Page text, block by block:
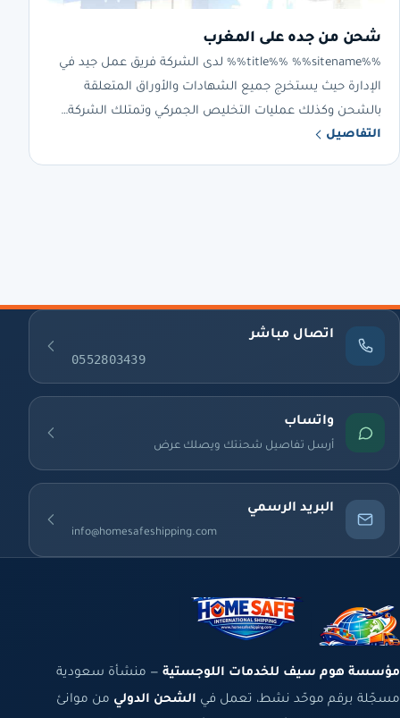
شحن من جده على المغرب
%%title%% %%sitename%% لدى الشركة فريق عمل جيد في
الإدارة حيث يستخرج جميع الشهادات والأوراق المتعلقة
بالشحن وكذلك عمليات التخليص الجمركي وتمتلك الشركة…
التفاصيل
اتصال مباشر
0552803439
واتساب
أرسل تفاصيل شحنتك ويصلك عرض
البريد الرسمي
info@homesafeshipping.com
مؤسسة هوم سيف للخدمات اللوجستية — منشأة سعودية
مسجّلة برقم موحّد نشط، تعمل في الشحن الدولي من موانئ